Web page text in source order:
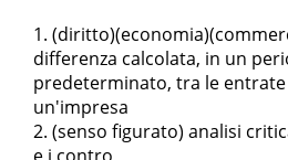
differenza calcolata, in un
predeterminato, tra le entrate
un'impresa
(senso figurato) analisi